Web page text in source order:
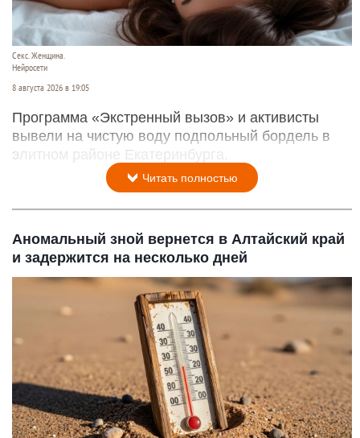
Секс. Женщина.
Нейросети
8 августа 2026 в 19:05
Программа «Экстренный вызов» и активисты
вывели на чистую воду подпольный бордель в
элитном районе Екатеринбурга.
Читать полностью
Аномальный зной вернется в Алтайский край
и задержится на несколько дней